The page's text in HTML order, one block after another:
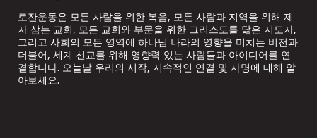
로잔운동은 모든 사람을 위한 복음, 모든 사람과 지역을 위해 제
자 삼는 교회, 모든 교회와 부문을 위한 그리스도를 닮은 지도자,
그리고 사회의 모든 영역에 하나님 나라의 영향을 미치는 비전과
더불어, 세계 선교를 위해 영향력 있는 사람들과 아이디어를 연
결합니다. 오늘날 우리의 시작, 지속적인 연결 및 사명에 대해 알
아보세요.